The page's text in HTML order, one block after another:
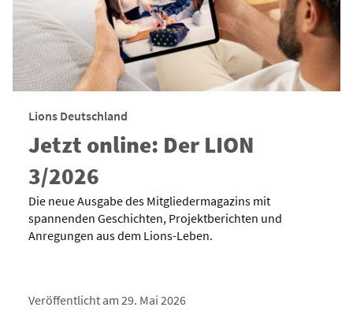
Lions Deutschland
Jetzt online: Der LION
3/2026
Die neue Ausgabe des Mitgliedermagazins mit
spannenden Geschichten, Projektberichten und
Anregungen aus dem Lions-Leben.
Veröffentlicht am 29. Mai 2026